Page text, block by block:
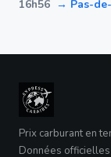
16h56 → Pas-
Prix carburant en
Données